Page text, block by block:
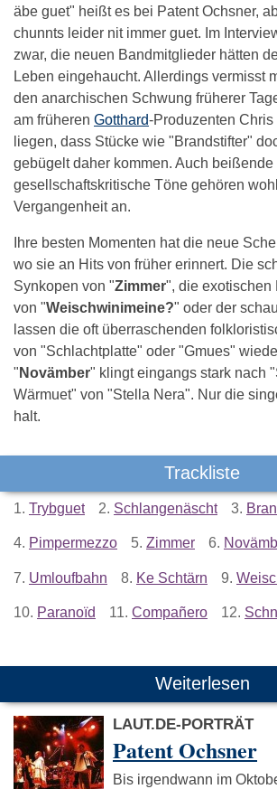
äbe guet" heißt es bei Patent Ochsner,
chunnts leider nit immer guet. Im
zwar, die neuen Bandmitglieder hätten
Leben eingehaucht. Allerdings vermisst
den anarchischen Schwung früherer
am früheren Gotthard-Produzenten
liegen, dass Stücke wie "Brandstifter"
gebügelt daher kommen. Auch beißende
gesellschaftskritische Töne gehören
Vergangenheit an.
Ihre besten Momenten hat die neue
wo sie an Hits von früher erinnert. Die
Synkopen von "Zimmer", die exotischen
von "Weischwinimeine?" oder der
lassen die oft überraschenden
von "Schlachtplatte" oder "Gmues"
" Novämber" klingt eingangs stark nach
Wärmuet" von "Stella Nera". Nur die
halt.
Trackliste
1. Trybguet 2. Schlangenäscht 3.
4. Pimpermezzo 5. Zimmer 6.
7. Umloufbahn 8. Ke Schtärn 9.
10. Paranoïd 11. Compañero 12.
Weiterlesen
LAUT.DE-PORTRÄT
Patent Ochsner
Bis irgendwann im